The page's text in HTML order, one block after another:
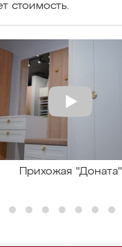
стоимость.
Прихожая "Доната"